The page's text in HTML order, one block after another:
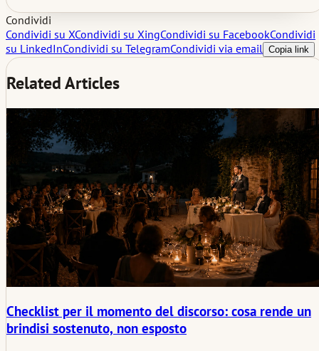
Condividi
Condividi su XCondividi su XingCondividi su FacebookCondividi
su LinkedInCondividi su TelegramCondividi via email Copia link
Related Articles
Checklist per il momento del discorso: cosa rende un
brindisi sostenuto, non esposto